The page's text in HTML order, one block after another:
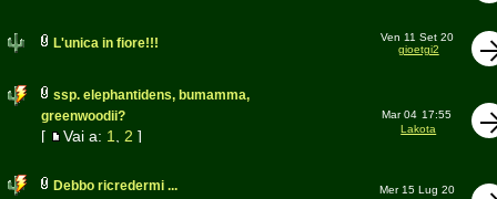
L'unica in fiore!!!
Ven 11 Set 20
gioetgi2
ssp. elephantidens, bumamma,
greenwoodii?
[ Vai a: 1 2 ]
Mar 04 17:55
Lakota
Debbo ricredermi ...
Mer 15 Lug 20